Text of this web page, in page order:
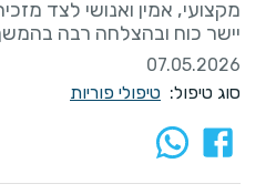
יישר כוח ובהצלחה רבה
07.05.2026
סוג טיפול: טיפולי פוריות